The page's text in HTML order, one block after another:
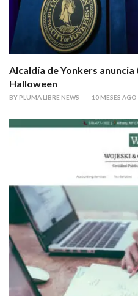
Alcaldía de Yonkers
Halloween
BY PLUMA LIBRE NEWS 10 MESES AGO